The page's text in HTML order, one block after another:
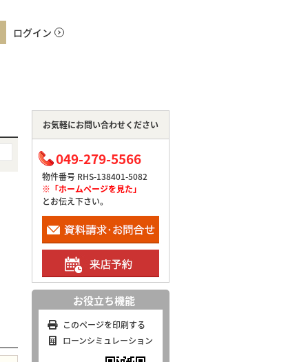
ログイン
お気軽にお問い合わせください
049-279-5566
物件番号 RHS-138401-5082
※「ホームページを見た」
とお伝え下さい。
お役立ち機能
このページを印刷する
ローンシミュレーション